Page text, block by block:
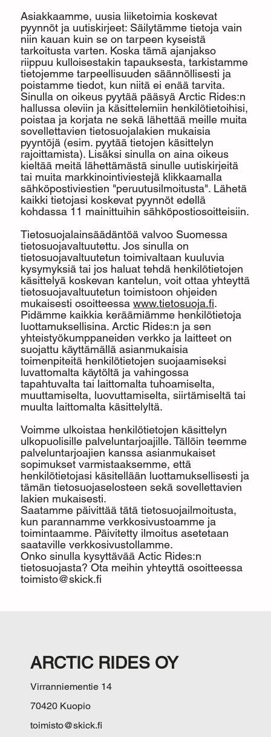
Asiakkaamme, uusia liiketoimia koskevat
pyynnöt ja uutiskirjeet: Säilytämme tietoja vain
niin kauan kuin se on tarpeen kyseistä
tarkoitusta varten. Koska tämä ajanjakso
riippuu kulloisestakin tapauksesta, tarkistamme
tietojemme tarpeellisuuden säännöllisesti ja
poistamme tiedot, kun niitä ei enää tarvita.
Sinulla on oikeus pyytää pääsyä Arctic Rides:n
hallussa oleviin ja käsittelemiin henkilötietoihisi,
poistaa ja korjata ne sekä lähettää meille muita
sovellettavien tietosuojalakien mukaisia
pyyntöjä (esim. pyytää tietojen käsittelyn
rajoittamista). Lisäksi sinulla on aina oikeus
kieltää meitä lähettämästä sinulle uutiskirjeitä
tai muita markkinointiviestejä klikkaamalla
sähköpostiviestien "peruutusilmoitusta". Lähetä
kaikki tietojasi koskevat pyynnöt edellä
kohdassa 11 mainittuihin sähköpostiosoitteisiin.
Tietosuojalainsäädäntöä valvoo Suomessa
tietosuojavaltuutettu. Jos sinulla on
tietosuojavaltuutetun toimivaltaan kuuluvia
kysymyksiä tai jos haluat tehdä henkilötietojen
käsittelyä koskevan kantelun, voit ottaa yhteyttä
tietosuojavaltuutetun toimistoon ohjeiden
mukaisesti osoitteessa www.tietosuoja.fi.
Pidämme kaikkia keräämiämme henkilötietoja
luottamuksellisina. Arctic Rides:n ja sen
yhteistyökumppaneiden verkko ja laitteet on
suojattu käyttämällä asianmukaisia
toimenpiteitä henkilötietojen suojaamiseksi
luvattomalta käytöltä ja vahingossa
tapahtuvalta tai laittomalta tuhoamiselta,
muuttamiselta, luovuttamiselta, siirtämiseltä tai
muulta laittomalta käsittelyltä.
Voimme ulkoistaa henkilötietojen käsittelyn
ulkopuolisille palveluntarjoajille. Tällöin teemme
palveluntarjoajien kanssa asianmukaiset
sopimukset varmistaaksemme, että
henkilötietojasi käsitellään luottamuksellisesti ja
tämän tietosuojaselosteen sekä sovellettavien
lakien mukaisesti.
Saatamme päivittää tätä tietosuojailmoitusta,
kun parannamme verkkosivustoamme ja
toimintaamme. Päivitetty ilmoitus asetetaan
saataville verkkosivustollamme.
Onko sinulla kysyttävää Actic Rides:n
tietosuojasta? Ota meihin yhteyttä osoitteessa
toimisto@skick.fi
ARCTIC RIDES OY
Virranniementie 14
70420 Kuopio
toimisto@skick.fi